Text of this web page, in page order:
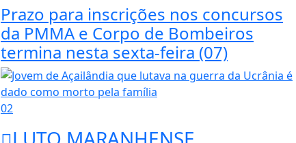
Prazo para inscrições nos concursos
da PMMA e Corpo de Bombeiros
termina nesta sexta-feira (07)
02